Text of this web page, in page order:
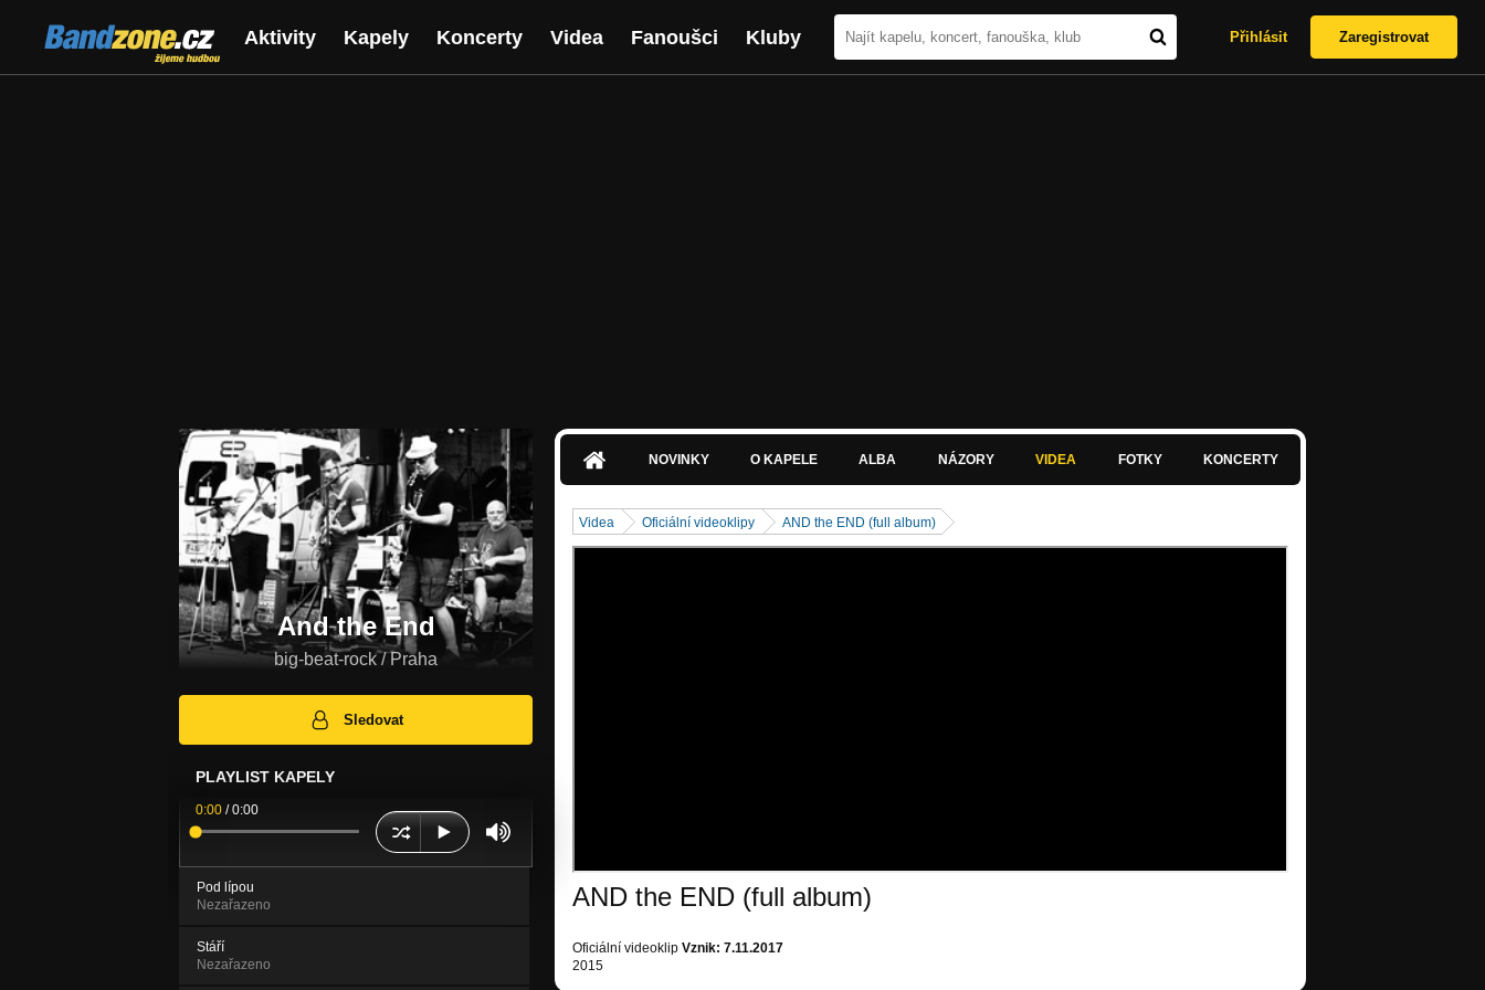
Bandzone.cz
žijeme hudbou
Aktivity Kapely Koncerty Videa Fanoušci Kluby Přihlásit Zaregistrovat
And the End
big-beat-rock / Praha
Sledovat
PLAYLIST KAPELY
0:00 /0:00
Pod lípou
Nezařazeno
Stáří
Nezařazeno
NOVINKY O KAPELE ALBA NÁZORY VIDEA FOTKY KONCERTY
Videa Oficiální videoklipy AND the END (full album)
AND the END (full album)
Oficiální videoklip Vznik: 7.11.2017
2015